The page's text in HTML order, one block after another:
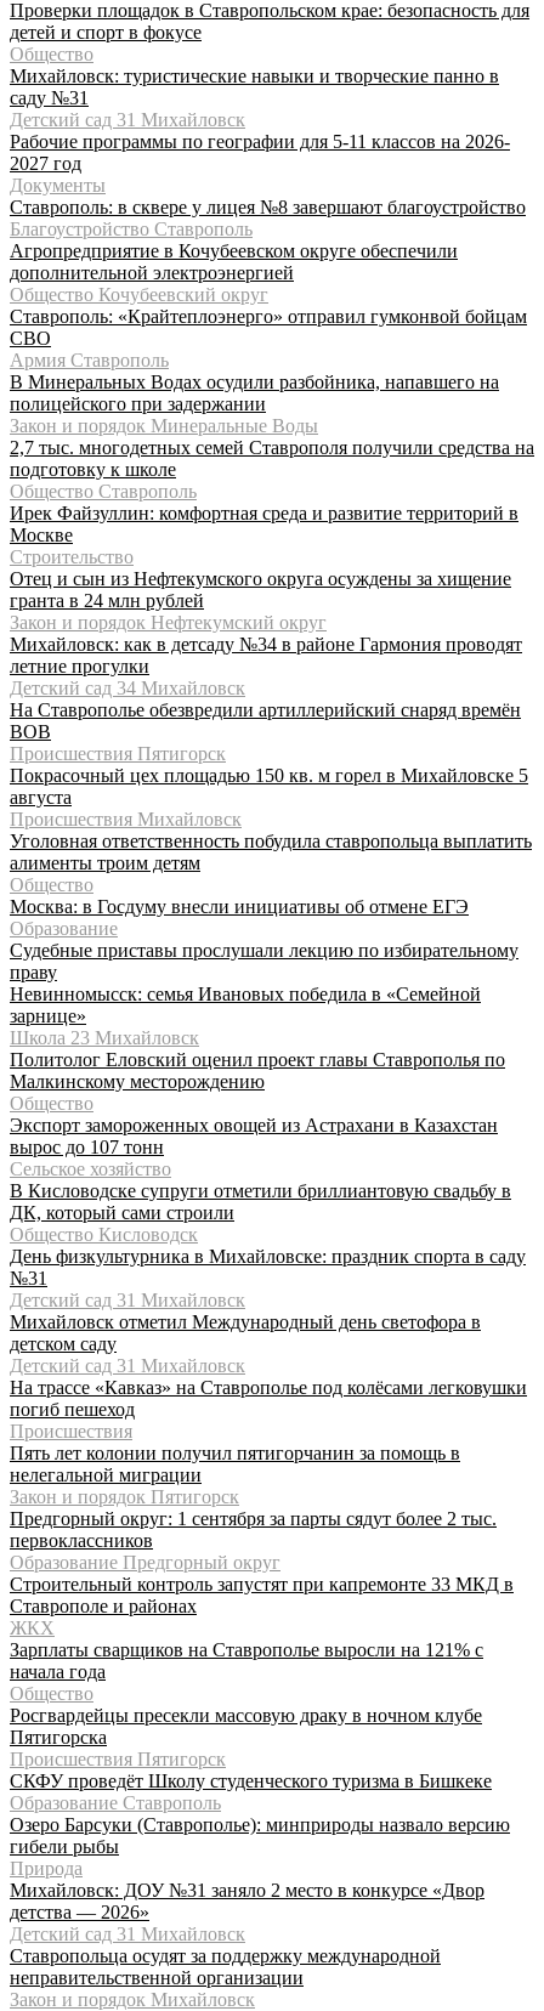
Проверки площадок в Ставропольском крае: безопасность для
детей и спорт в фокусе
Общество
Михайловск: туристические навыки и творческие панно в
саду №31
Детский сад 31 Михайловск
Рабочие программы по географии для 5-11 классов на 2026-
2027 год
Документы
Ставрополь: в сквере у лицея №8 завершают благоустройство
Благоустройство Ставрополь
Агропредприятие в Кочубеевском округе обеспечили
дополнительной электроэнергией
Общество Кочубеевский округ
Ставрополь: «Крайтеплоэнерго» отправил гумконвой бойцам
СВО
Армия Ставрополь
В Минеральных Водах осудили разбойника, напавшего на
полицейского при задержании
Закон и порядок Минеральные Воды
2,7 тыс. многодетных семей Ставрополя получили средства на
подготовку к школе
Общество Ставрополь
Ирек Файзуллин: комфортная среда и развитие территорий в
Москве
Строительство
Отец и сын из Нефтекумского округа осуждены за хищение
гранта в 24 млн рублей
Закон и порядок Нефтекумский округ
Михайловск: как в детсаду №34 в районе Гармония проводят
летние прогулки
Детский сад 34 Михайловск
На Ставрополье обезвредили артиллерийский снаряд времён
ВОВ
Происшествия Пятигорск
Покрасочный цех площадью 150 кв. м горел в Михайловске 5
августа
Происшествия Михайловск
Уголовная ответственность побудила ставропольца выплатить
алименты троим детям
Общество
Москва: в Госдуму внесли инициативы об отмене ЕГЭ
Образование
Судебные приставы прослушали лекцию по избирательному
праву
Невинномысск: семья Ивановых победила в «Семейной
зарнице»
Школа 23 Михайловск
Политолог Еловский оценил проект главы Ставрополья по
Малкинскому месторождению
Общество
Экспорт замороженных овощей из Астрахани в Казахстан
вырос до 107 тонн
Сельское хозяйство
В Кисловодске супруги отметили бриллиантовую свадьбу в
ДК, который сами строили
Общество Кисловодск
День физкультурника в Михайловске: праздник спорта в саду
№31
Детский сад 31 Михайловск
Михайловск отметил Международный день светофора в
детском саду
Детский сад 31 Михайловск
На трассе «Кавказ» на Ставрополье под колёсами легковушки
погиб пешеход
Происшествия
Пять лет колонии получил пятигорчанин за помощь в
нелегальной миграции
Закон и порядок Пятигорск
Предгорный округ: 1 сентября за парты сядут более 2 тыс.
первоклассников
Образование Предгорный округ
Строительный контроль запустят при капремонте 33 МКД в
Ставрополе и районах
ЖКХ
Зарплаты сварщиков на Ставрополье выросли на 121% с
начала года
Общество
Росгвардейцы пресекли массовую драку в ночном клубе
Пятигорска
Происшествия Пятигорск
СКФУ проведёт Школу студенческого туризма в Бишкеке
Образование Ставрополь
Озеро Барсуки (Ставрополье): минприроды назвало версию
гибели рыбы
Природа
Михайловск: ДОУ №31 заняло 2 место в конкурсе «Двор
детства — 2026»
Детский сад 31 Михайловск
Ставропольца осудят за поддержку международной
неправительственной организации
Закон и порядок Михайловск